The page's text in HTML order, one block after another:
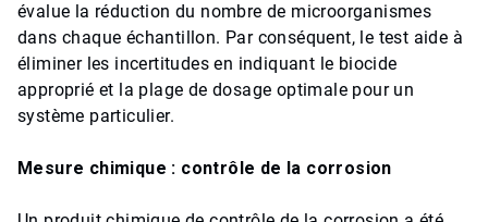
évalue la réduction du nombre de microorganismes
dans chaque échantillon. Par conséquent, le test aide à
éliminer les incertitudes en indiquant le biocide
approprié et la plage de dosage optimale pour un
système particulier.
Mesure chimique : contrôle de la corrosion